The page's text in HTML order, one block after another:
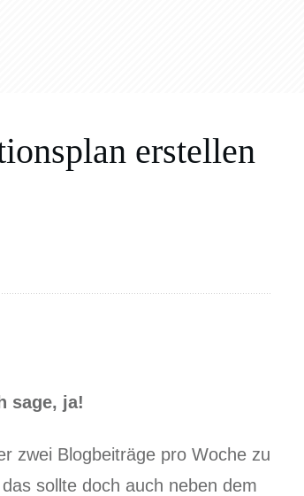
erstellen
sage, ja!
zwei Blogbeiträge pro Woche zu
sollte doch auch neben dem